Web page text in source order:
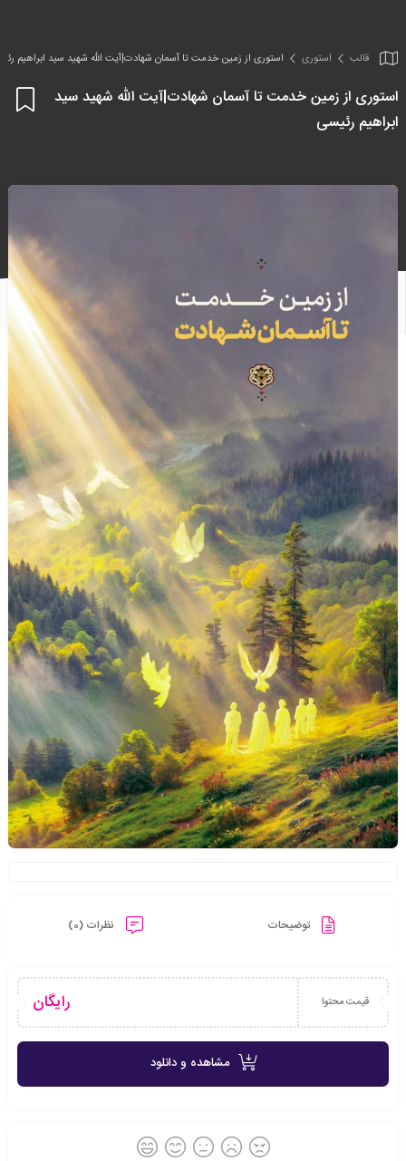
قالب استوری استوری از زمین خدمت تا آسمان شهادت|آیت الله شهید سید ابراهیم
استوری از زمین خدمت تا آسمان شهادت|آیت الله شهید سید
ابراهیم رئیسی
توضیحات نظرات (0)
قیمت محتوا رایگان
مشاهده و دانلود